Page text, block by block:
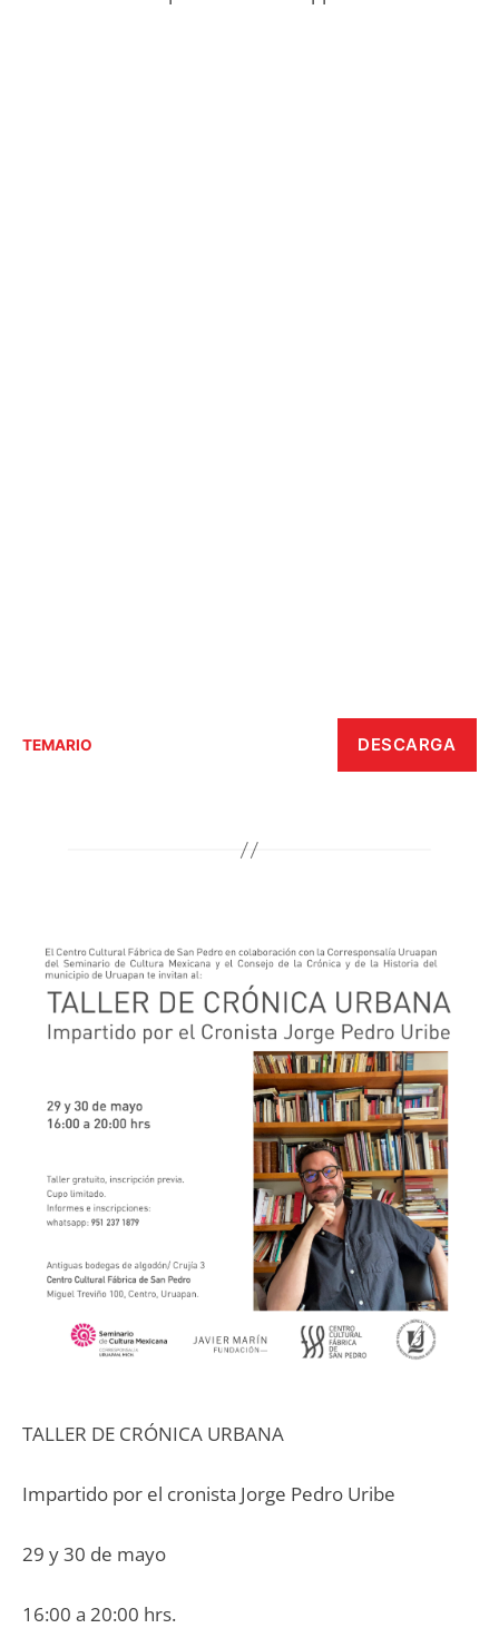
TEMARIO DESCARGA
TALLER DE CRÓNICA URBANA
Impartido por el cronista Jorge Pedro Uribe
29 y 30 de mayo
16:00 a 20:00 hrs.